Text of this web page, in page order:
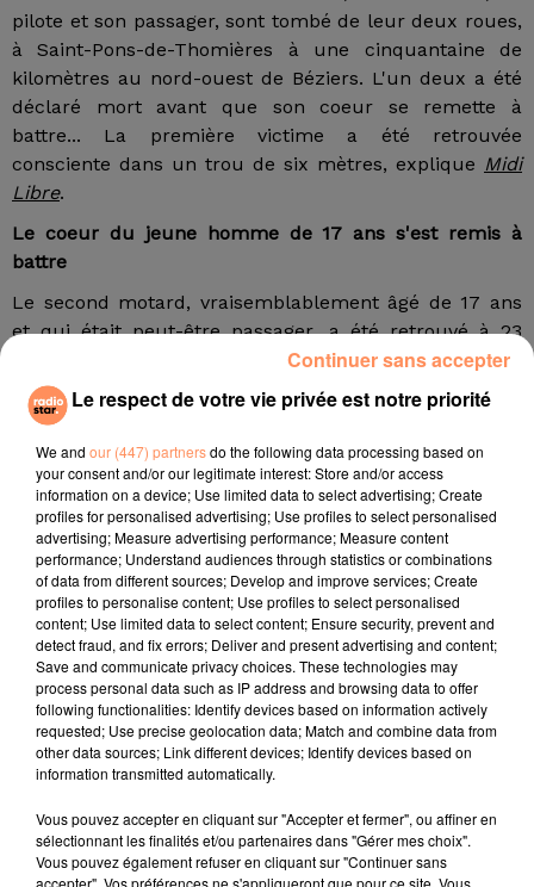
pilote et son passager, sont tombé de leur deux roues,
à Saint-Pons-de-Thomières à une cinquantaine de
kilomètres au nord-ouest de Béziers. L'un deux a été
déclaré mort avant que son coeur se remette à
battre... La première victime a été retrouvée
consciente dans un trou de six mètres, explique Midi
Libre.
Le coeur du jeune homme de 17 ans s'est remis à
battre
Le second motard, vraisemblablement âgé de 17 ans
et qui était peut-être passager, a été retrouvé à 23
mètres en contrebas de la route. Mais selon le site
d'informations
e-Metropolitain
, il a été déclaré mort
dans un premier temps. Et lorsque les médecins
urgentistes ont débranché l'appareil de réanimation
cardiaque, le coeur du jeune homme s'est remis à
battre. Selon le site d'informations, les deux motards
sont dans un état critique.
Les gendarmes sont en charge de l'enquête qui doit
déterminer comment la moto a pu s'accidenter seule.
fil actus
4 juillet 2022
Radio Star Live avec Dadju
Marseille : une application pour mettre en
relation extras et...
Le respect de votre vie privée est notre priorité
We and our (447) partnersdo the following data processing based on
your consent and/or our legitimate interest: Store and/or access
information on a device; Use limited data to select advertising; Create
profiles for personalised advertising; Use profiles to select personalised
advertising; Measure advertising performance; Measure content
performance; Understand audiences through statistics or combinations
of data from different sources; Develop and improve services; Create
profiles to personalise content; Use profiles to select personalised
content; Use limited data to select content; Ensure security, prevent and
detect fraud, and fix errors; Deliver and present advertising and content;
Save and communicate privacy choices. These technologies may
process personal data such as IP address and browsing data to offer
following functionalities: Identify devices based on information actively
requested; Use precise geolocation data; Match and combine data from
other data sources; Link different devices; Identify devices based on
information transmitted automatically.
Vous pouvez accepter en cliquant sur "Accepter et fermer", ou affiner en
sélectionnant les finalités et/ou partenaires dans "Gérer mes choix".
Vous pouvez également refuser en cliquant sur "Continuer sans
accepter". Vos préférences ne s'appliqueront que pour ce site. Vous
Continuer sans accepter